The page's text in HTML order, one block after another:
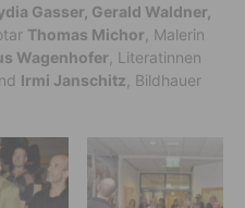
Gasser, Gerald Waldner,
Thomas Michor, Malerin
Wagenhofer, Literatinnen
Irmi Janschitz, Bildhauer